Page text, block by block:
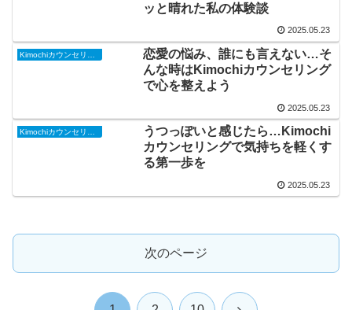
ッと晴れた私の体験談
2025.05.23
恋愛の悩み、誰にも言えない…そ
んな時はKimochiカウンセリング
で心を整えよう
2025.05.23
うつっぽいと感じたら…Kimochi
カウンセリングで気持ちを軽くす
る第一歩を
2025.05.23
次のページ